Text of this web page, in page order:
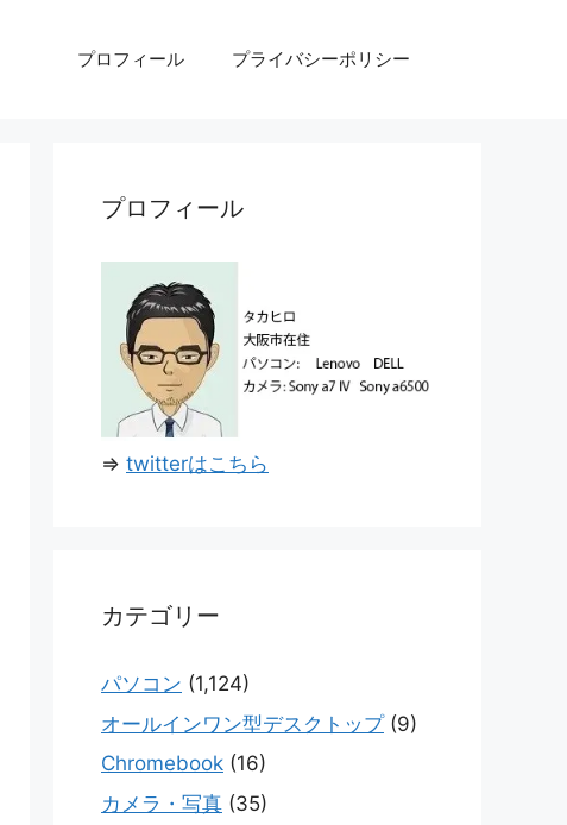
プロフィール プライバシーポリシー
プロフィール
⇒ twitterはこちら
カテゴリー
パソコン (1,124)
オールインワン型デスクトップ(9)
Chromebook (16)
カメラ・写真 (35)